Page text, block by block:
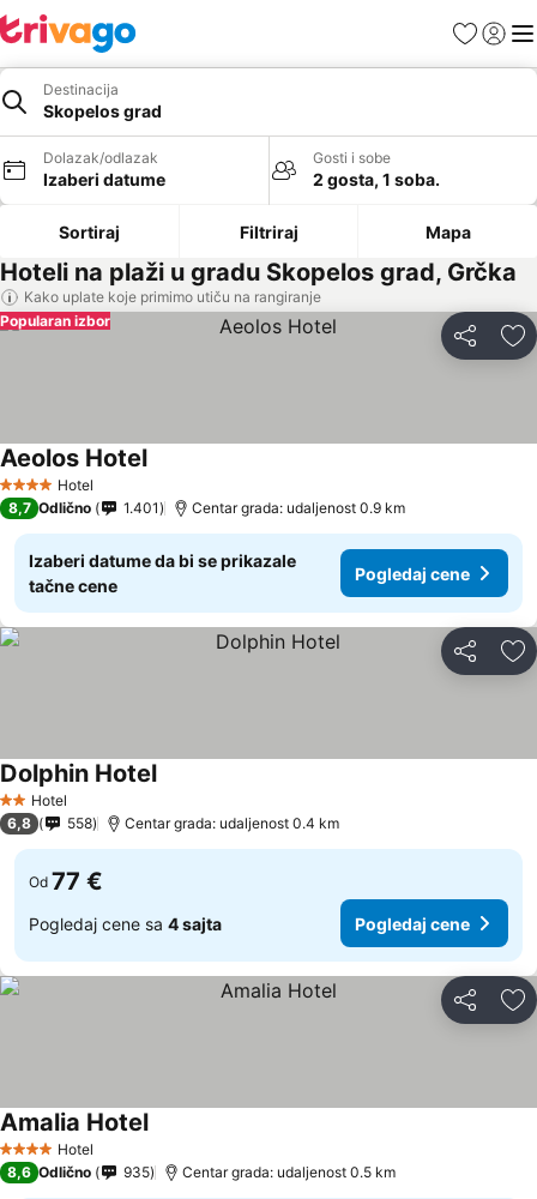
FavoritiPrijavi
Destinacija
Skopelos grad
Dolazak/odlazak
Izaberi datume
Gosti i sobe
2 gosta, 1 soba.
Sortiraj Filtriraj Mapa
Hoteli na plaži u gradu Skopelos grad, Grčka
Kako uplate koje primimo utiču na rangiranje
Deli
Popularan izbor
4 ZvezdiceHotel
Aeolos Hotel
8,7 Odlično 1.401 Centar grada: udaljenost 0.9 km
Izaberi datume da bi se prikazale
tačne cene
Pogledaj cene
Deli
2 Zvezdice
Hotel
Dolphin Hotel
6,8 558 Centar grada: udaljenost 0.4 km
Od 77 €
Pogledaj cene sa 4 sajta Pogledaj cene
Deli
4 ZvezdiceHotel
Amalia Hotel
8,6 Odlično 935 Centar grada: udaljenost 0.5 km